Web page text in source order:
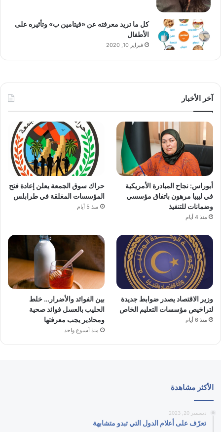
كل ما تريد معرفته عن «فيتامين ب» وتأثيره على
الأطفال
فبراير 10, 2020
آخر الأخبار
أبوراس: نجاح المبادرة الأمريكية
في ليبيا مرهون باتفاق مؤسسي
وضمانات للتنفيذ
منذ 4 أيام
حراك سوق الجمعة يعلن إعادة فتح
المؤسسات المغلقة في طرابلس
منذ 5 أيام
وزير الاقتصاد يصدر ضوابط جديدة
لتراخيص مؤسسات التعليم الخاص
منذ 6 أيام
بين الفوائد والأضرار… خلط
الحليب بالعسل فوائد صحية
ومحاذير يجب معرفتها
منذ أسبوع واحد
الأكثر مشاهدة
ديسمبر 20, 2023
تعرّف على أعلام الدول التي تبدو متشابهة